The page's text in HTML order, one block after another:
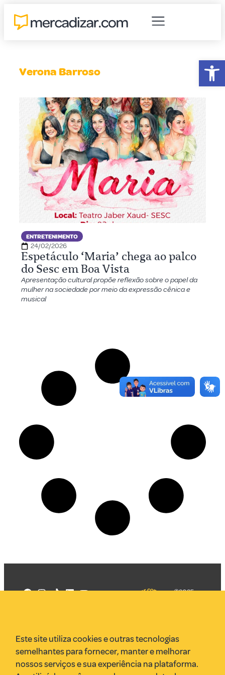
Verona Barroso
ENTRETENIMENTO
24/02/2026
Espetáculo ‘Maria’ chega ao palco
do Sesc em Boa Vista
Apresentação cultural propõe reflexão sobre o papel da
mulher na sociedade por meio da expressão cênica e
musical
VR Assessoria
Parcerias
Envie uma pauta
©2025
Este site utiliza cookies e outras tecnologias
semelhantes para fornecer, manter e melhorar
nossos serviços e sua experiência na plataforma.